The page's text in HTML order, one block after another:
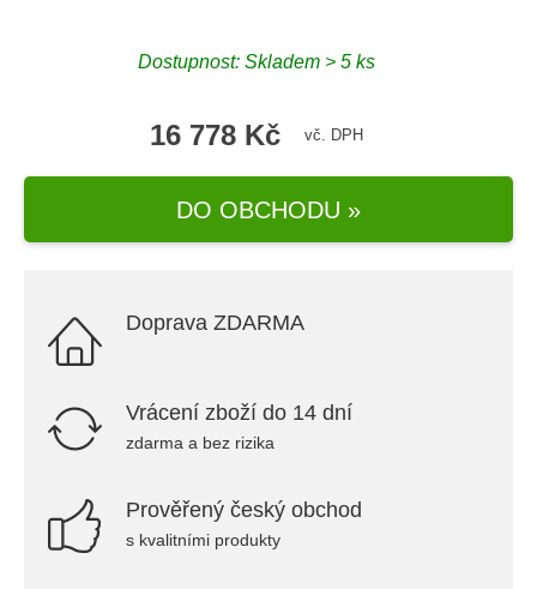
Dostupnost: Skladem > 5 ks
16 778 Kč vč. DPH
DO OBCHODU »
Doprava ZDARMA
Vrácení zboží do 14 dní
zdarma a bez rizika
Prověřený český obchod
s kvalitními produkty